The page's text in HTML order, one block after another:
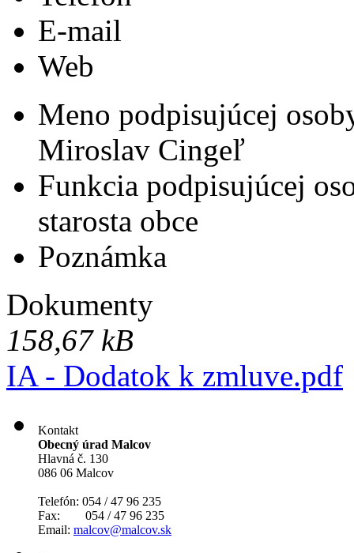
E-mail
Web
Meno podpisujúcej
Miroslav Cingeľ
Funkcia podpisujúcej
starosta obce
Poznámka
Dokumenty
158,67 kB
IA - Dodatok k zmluve.pdf
Kontakt
Obecný úrad Malcov
Hlavná č. 130
086 06 Malcov
Telefón: 054 / 47 96 235
Fax: 054 / 47 96 235
Email: malcov@malcov.sk